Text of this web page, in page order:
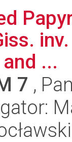
...
7 ,